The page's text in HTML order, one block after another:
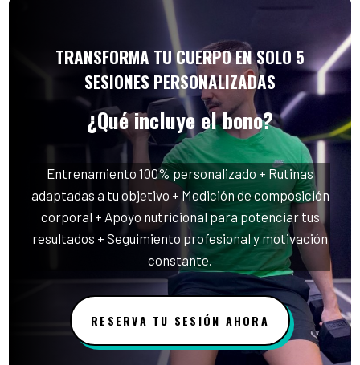
TRANSFORMA TU CUERPO EN SOLO 5
SESIONES PERSONALIZADAS
¿Qué incluye el bono?
Entrenamiento 100% personalizado + Rutinas
adaptadas a tu objetivo + Medición de composición
corporal + Apoyo nutricional para potenciar tus
resultados + Seguimiento profesional y motivación
constante.
RESERVA TU SESIÓN AHORA